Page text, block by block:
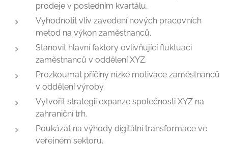
prodeje v posledním kvartálu.
Vyhodnotit vliv zavedení nových pracovních
metod na výkon zaměstnanců.
Stanovit hlavní faktory ovlivňující fluktuaci
zaměstnanců v oddělení XYZ.
Prozkoumat příčiny nízké motivace zaměstnanců
v oddělení výroby.
Vytvořit strategii expanze společnosti XYZ na
zahraniční trh.
Poukázat na výhody digitální transformace ve
veřejném sektoru.